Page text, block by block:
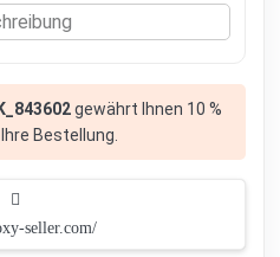
gewährt Ihnen 10 %
Bestellung.
seller.com/